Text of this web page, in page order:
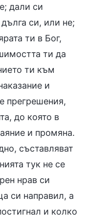
дали си
си, или не;
ти в Бог,
ти да
ти към
и
прегрешения,
до която в
и промяна.
съставляват
тук не се
нрав си
си направил, а
и колко